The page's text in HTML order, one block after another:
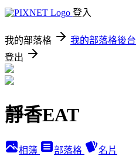
登入
我的部落格 我的部落格後台
登出
靜香EAT
相簿 部落格 名片